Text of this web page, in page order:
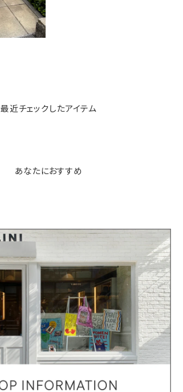
最近チェックしたアイテム
あなたにおすすめ